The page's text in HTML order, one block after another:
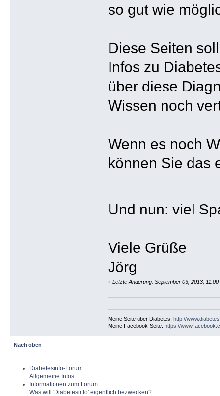
so gut wie
Diese Seiten
Infos zu
über diese
Wissen noch
Wenn es noch
können Sie das
Und nun: viel
Viele Grüße
Jörg
« Letzte Änderung: September 03, 2013,
Meine Seite über Diabetes: http://
Meine Facebook-Seite: https://
Nach oben
Diabetesinfo-Forum
Allgemeine Infos
Informationen zum Forum
Was will 'Diabetesinfo' eigentlich bezwecken?